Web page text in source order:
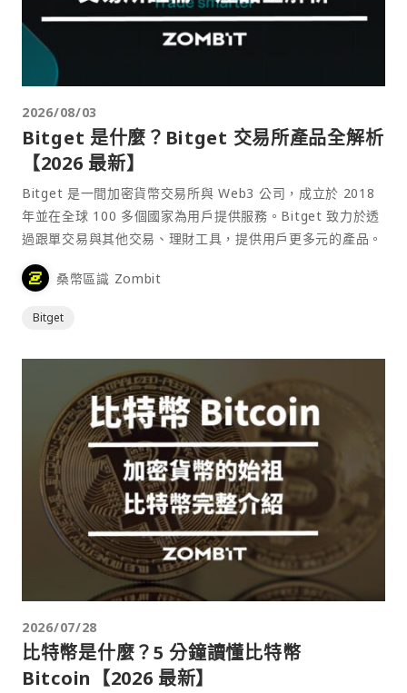
2026/08/03
Bitget 是什麼？Bitget 交易所產品全解析
【2026 最新】
Bitget 是一間加密貨幣交易所與 Web3 公司，成立於 2018
年並在全球 100 多個國家為用戶提供服務。Bitget 致力於透
過跟單交易與其他交易、理財工具，提供用戶更多元的產品。
桑幣區識 Zombit
Bitget
2026/07/28
比特幣是什麼？5 分鐘讀懂比特幣
Bitcoin【2026 最新】